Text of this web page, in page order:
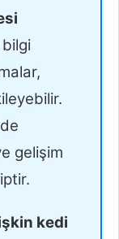
gelişim
kedi